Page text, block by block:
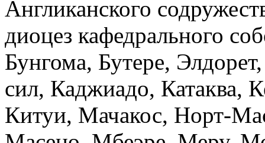
Англиканского
диоцез кафедрального
Бунгома, Бутере,
сил, Каджиадо, Катаква,
Китуи, Мачакос, Норт-